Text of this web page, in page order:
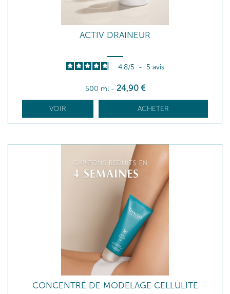
ACTIV DRAINEUR
4.8/5 - 5 avis
500 ml - 24,90 €
VOIR ACHETER
CONCENTRÉ DE MODELAGE CELLULITE